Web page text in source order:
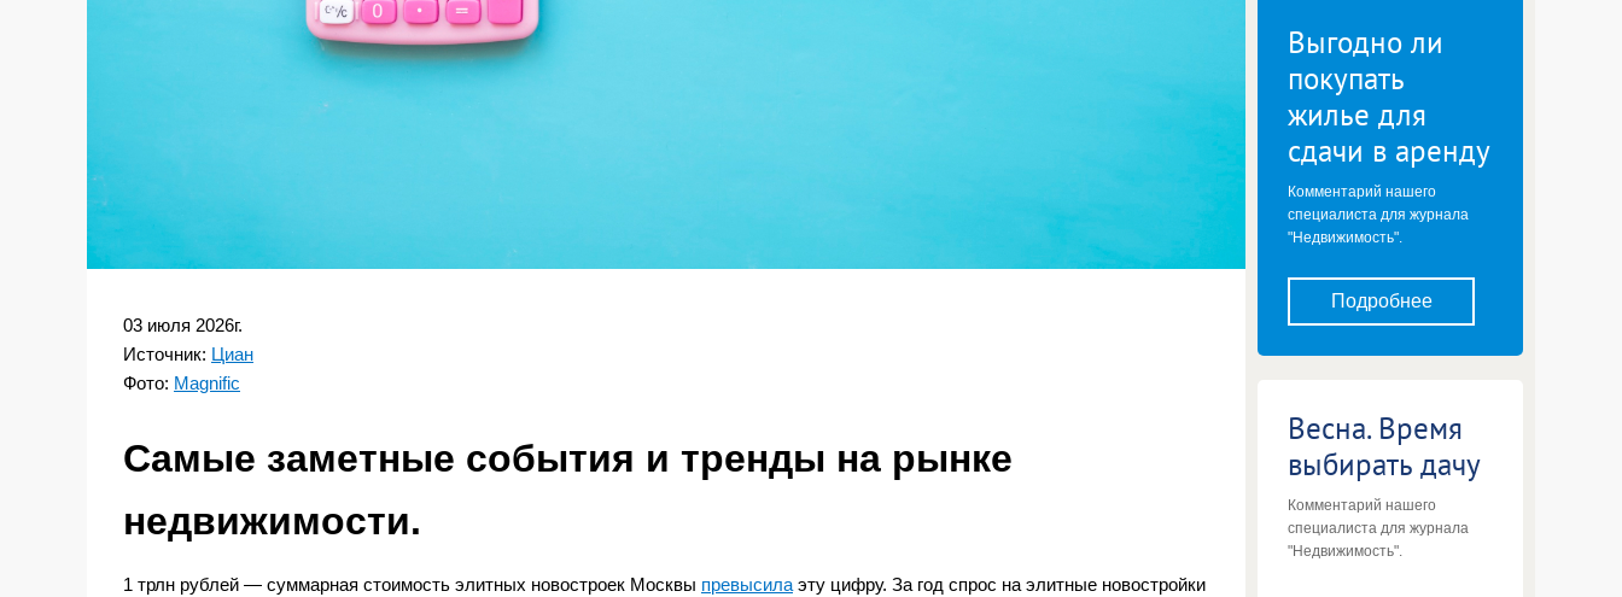
03 июля 2026г.
Источник: Циан
Фото: Magnific
Самые заметные события и тренды на рынке
недвижимости.
1 трлн рублей — суммарная стоимость элитных новостроек Москвы превысила эту цифру. За год спрос на элитные новостройки
Выгодно ли
покупать
жилье для
сдачи в аренду
Комментарий нашего
специалиста для журнала
"Недвижимость".
Подробнее
Весна. Время
выбирать дачу
Комментарий нашего
специалиста для журнала
"Недвижимость".